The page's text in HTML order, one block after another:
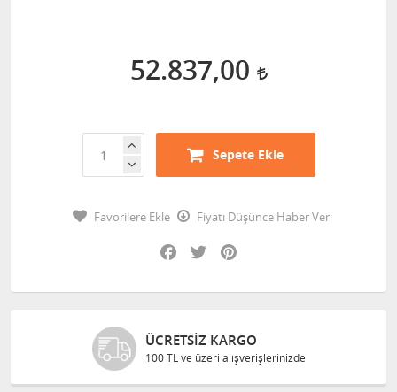
52.837,00
Sepete Ekle
Favorilere Ekle
Fiyatı Düşünce Haber Ver
Facebook
Twitter
ÜCRETSIZ KARGO
100 TL ve üzeri alışverişlerinizde